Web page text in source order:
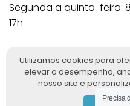
Precisa
Segunda a quinta-feira:
17h
Imagens protegidas nos termos
proibida sem autorização. ©
reservados. Desenvolvido por
Utilizamos cookies para
elevar o desempenho,
nosso site e